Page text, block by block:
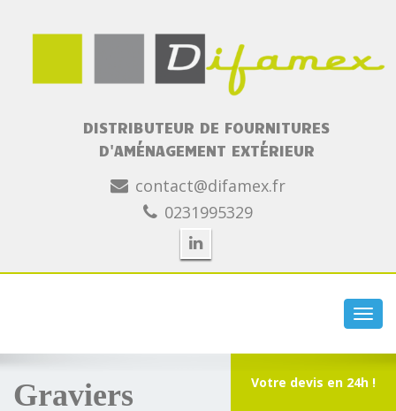
DISTRIBUTEUR DE FOURNITURES
D'AMÉNAGEMENT EXTÉRIEUR
contact@difamex.fr
0231995329
Votre devis en 24h !
Graviers